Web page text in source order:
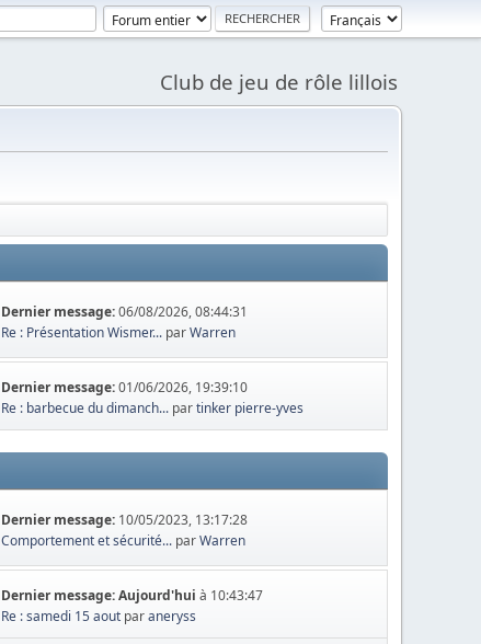
Club de jeu de rôle lillois
Dernier message:06/08/2026, 08:44:31
Re : Présentation Wismer... parWarren
Dernier message:01/06/2026, 19:39:10
Re : barbecue du dimanch... partinker pierre-yves
Dernier message: 10/05/2023, 13:17:28
Comportement et sécurité... parWarren
Dernier message:Aujourd'hui à 10:43:47
Re : samedi 15 aout paraneryss